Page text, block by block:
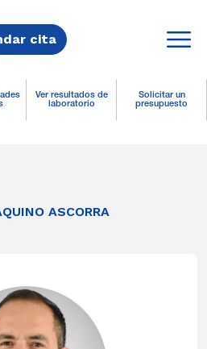
cita
Ver resultados de
laboratorio
Solicitar un
presupuesto
ASCORRA